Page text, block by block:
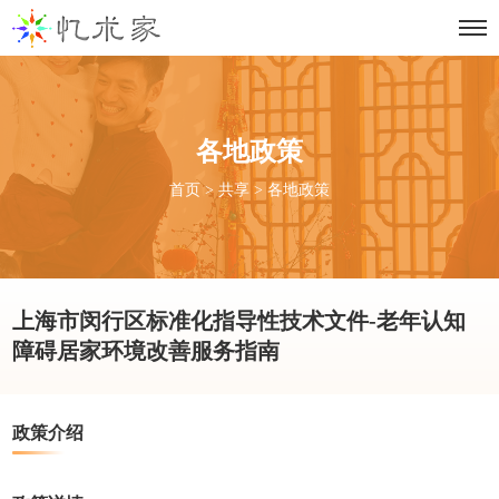
各地政策
首页> 共享 > 各地政策
上海市闵行区标准化指导性技术文件-老年认知
障碍居家环境改善服务指南
政策介绍